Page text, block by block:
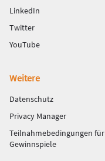
LinkedIn
Twitter
YouTube
Weitere
Datenschutz
Privacy Manager
Teilnahmebedingungen für
Gewinnspiele